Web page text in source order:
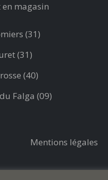
en magasin
(31)
(31)
(40)
Falga (09)
Mentions légales